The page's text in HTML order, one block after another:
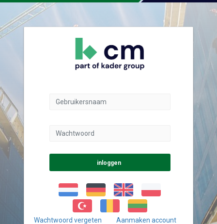
Wachtwoord vergeten Aanmaken account